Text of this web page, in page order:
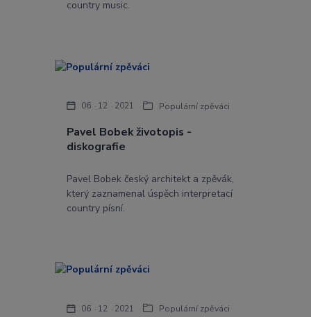
country music.
Pavel Bobek životopis -
diskografie
06 12 2021 Populární zpěváci
Pavel Bobek český architekt a zpěvák,
který zaznamenal úspěch interpretací
country písní.
06 12 2021 Populární zpěváci